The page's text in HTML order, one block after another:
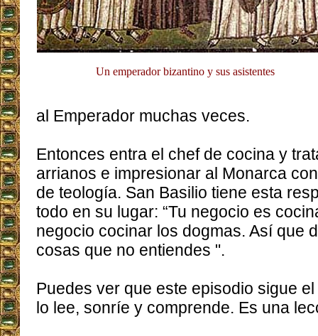
Un emperador bizantino y sus asistentes
al Emperador muchas veces.
Entonces entra el chef de cocina y
arrianos e impresionar al Monarca
de teología. San Basilio tiene esta
todo en su lugar: “Tu negocio es
negocio cocinar los dogmas. Así que
cosas que no entiendes ".
Puedes ver que este episodio sigue
lo lee, sonríe y comprende. Es una